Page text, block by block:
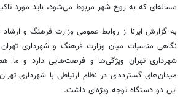
مساله‌ای که به روح شهر مربوط می‌شود، باید مورد
به گزارش ایرنا از روابط عمومی وزارت فرهنگ و
نگاهی مناسبات میان وزارت فرهنگ و شهرداری
شهرداری تهران ویژگی‌ها و فرصت‌هایی دارد و ما
میدان‌های گسترده‌ای در نظام ارتباطی با شهرداری
این دو دستگاه توجه ویژه‌ای داشت.